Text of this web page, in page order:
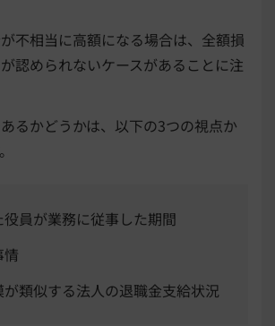
不相当に高額になる場合は、全額損
認められないケースがあることに注
るかどうかは、以下の3つの視点か
員が業務に従事した期間
類似する法人の退職金支給状況